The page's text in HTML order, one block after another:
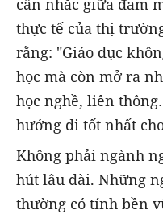
thực tế của thị
rằng: "Giáo dục
học mà còn mở ra
học nghề, liên
hướng đi tốt nhất
Không phải ngành
hút lâu dài. Những
thường có tính bền